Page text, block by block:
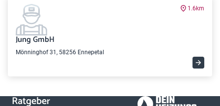
1.6km
Jung GmbH
Mönninghof 31, 58256 Ennepetal
Ratgeber